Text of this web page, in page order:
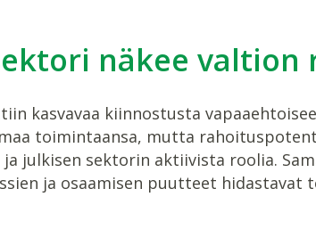
näkee
kasvavaa kiinnostusta
toimintaansa, mutta
julkisen sektorin aktiivista roolia.
ja osaamisen puutteet